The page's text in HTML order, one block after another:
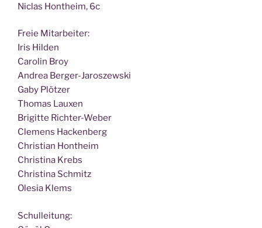
Nic­las Hont­heim, 6c
Freie Mit­ar­bei­ter:
Iris Hilden
Caro­lin Broy
Andrea Berger-Jaroszewski
Gaby Plötzer
Tho­mas Lauxen
Bri­git­te Richter-Weber
Cle­mens Hackenberg
Chris­ti­an Hontheim
Chris­ti­na Krebs
Chris­ti­na Schmitz
Ole­sia Klems
Schul­lei­tung: